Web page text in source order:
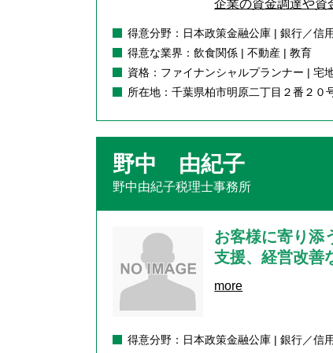
企業の資金調達や資
得意分野：日本政策金融公庫 | 銀行／信
得意な業界：飲食関係 | 不動産 | 教育
資格：ファイナンシャルプランナー | 宅
所在地：千葉県柏市明原二丁目２番２０
野中 由紀子
野中由紀子税理士事務所
お客様に寄り添
支援、経営改善
more
得意分野：日本政策金融公庫 | 銀行／信